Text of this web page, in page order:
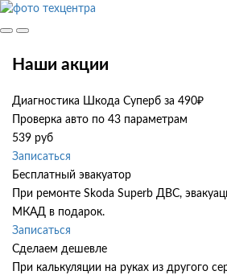
Наши акции
Диагностика Шкода Суперб за 490₽
Проверка авто по 43 параметрам
539 руб
Записаться
Бесплатный эвакуатор
При ремонте Skoda Superb ДВС,
МКАД в подарок.
Записаться
Сделаем дешевле
При калькуляции на руках из другого